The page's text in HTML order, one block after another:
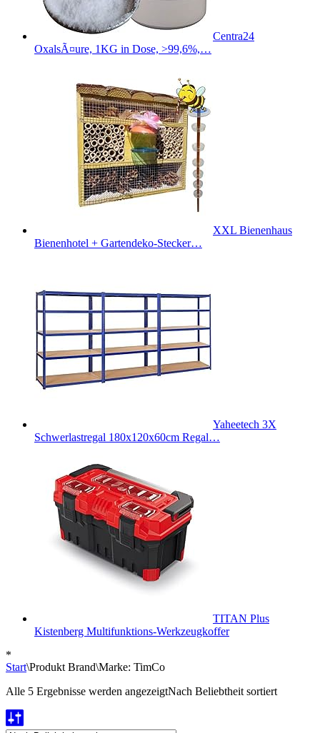
Centra24
OxalsÃ¤ure, 1KG in Dose, >99,6%,…
XXL Bienenhaus
Bienenhotel + Gartendeko-Stecker…
Yaheetech 3X
Schwerlastregal 180x120x60cm Regal…
TITAN Plus
Kistenberg Multifunktions-Werkzeugkoffer
*
Start\Produkt Brand\Marke: TimCo
Alle 5 Ergebnisse werden angezeigtNach Beliebtheit sortiert